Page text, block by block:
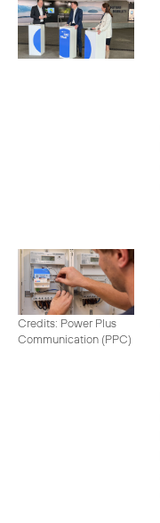
Credits: Power Plus
Communication (PPC)